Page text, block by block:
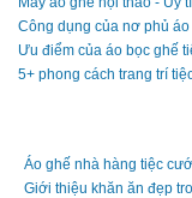
Công dụng của nơ phủ áo
Ưu điểm của áo bọc ghế
5+ phong cách trang trí
Áo ghế nhà hàng tiệc
Giới thiệu khăn ăn đẹp